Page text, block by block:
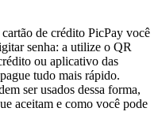
de crédito PicPay você
senha: a utilize o QR
ou aplicativo das
tudo mais rápido.
ser usados dessa forma,
aceitam e como você pode